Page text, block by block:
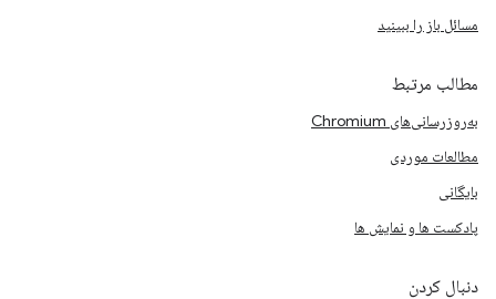
مسائل باز را ببینید
مطالب مرتبط
به‌روزرسانی‌های Chromium
مطالعات موردی
بایگانی
پادکست ها و نمایش ها
دنبال کردن